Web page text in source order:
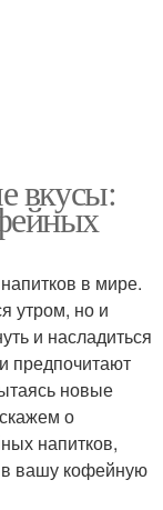
вкусы:
в мире.
утром, но и
и насладиться
предпочитают
новые
о
напитков,
в вашу кофейную